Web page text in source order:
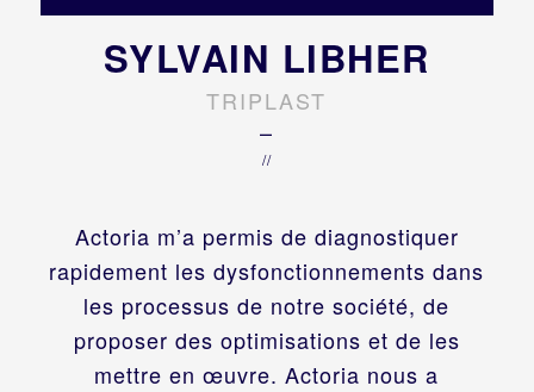
Actoria m’a permis de diagnostiquer
rapidement les dysfonctionnements dans
les processus de notre société, de
proposer des optimisations et de les
mettre en œuvre. Actoria nous a
SYLVAIN LIBHER
TRIPLAST
–
//